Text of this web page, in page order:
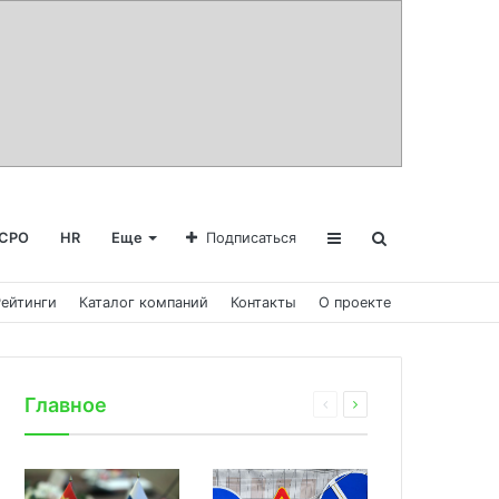
HR Еще Подписаться
Каталог компаний Контакты О проекте
Главное